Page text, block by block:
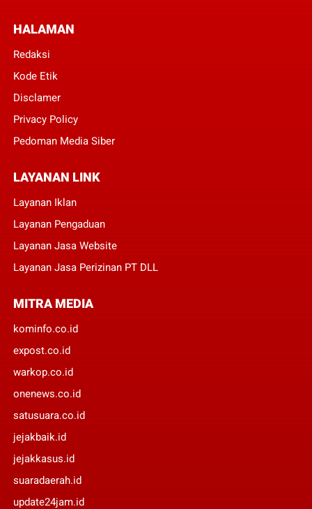
HALAMAN
Redaksi
Kode Etik
Disclamer
Privacy Policy
Pedoman Media Siber
LAYANAN LINK
Layanan Iklan
Layanan Pengaduan
Layanan Jasa Website
Layanan Jasa Perizinan PT DLL
MITRA MEDIA
kominfo.co.id
expost.co.id
warkop.co.id
onenews.co.id
satusuara.co.id
jejakbaik.id
jejakkasus.id
suaradaerah.id
update24jam.id